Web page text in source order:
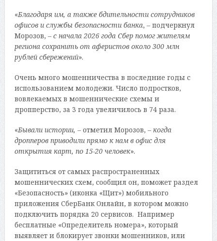
«Благодаря им, а также бдительности сотрудников
офисов и службы безопасности банка, – подчеркнул
Морозов, – с начала 2026 года Сбер помог жителям
региона сохранить от аферистов около 300 млн
рублей сбережений».
Очень много мошенничества в последние годы с
использованием молодежи. Число подростков,
вовлекаемых в мошеннические схемы и
дропперство, за 3 года увеличилось в 74 раза.
«Бывали истории, – отметил Морозов, – когда
дропперов приводили прямо к нам в офис для
открытия карт, по 15-20 человек».
Защититься от самых распространенных
мошеннических схем, сообщил он, поможет раздел
«Безопасность» (иконка «Щит») мобильного
приложения СберБанк Онлайн, в котором можно
подключить порядка 20 сервисов. Например
бесплатные «Определитель номера», который
выявляет и блокирует звонки мошенников, или